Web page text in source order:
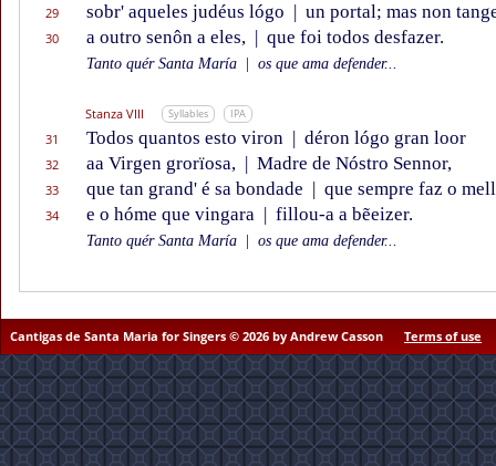
29 sobr' aqueles judéus lógo | un portal; mas non
30 a outro senôn a eles, | que foi todos desfazer.
Tanto quér Santa María os que ama defender...
Stanza VIII Syllables IPA
31 Todos quantos esto viron | déron lógo gran loor
32 aa Virgen grorïosa, | Madre de Nóstro Sennor,
33 que tan grand' é sa bondade | que sempre faz o
34 e o hóme que vingara | fillou-a a bẽeizer.
Tanto quér Santa María os que ama defender...
Cantigas de Santa Maria for Singers © 2026 by Andrew Casson Terms of use